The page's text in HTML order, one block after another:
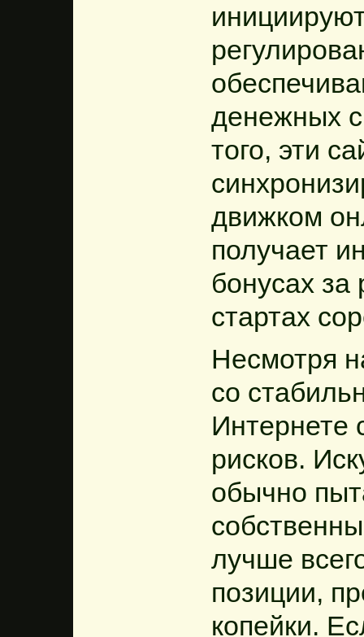
денежных
того, эти
движком
получает
бонусах за
стартах
Несмотря
со
Интернете
рисков.
обычно
лучше
позиции,
копейки.